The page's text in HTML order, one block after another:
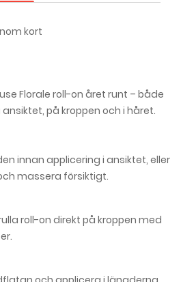
kort
Florale roll-on året runt – både
på kroppen och i håret.
innan applicering i ansiktet, eller
massera försiktigt.
roll-on direkt på kroppen med